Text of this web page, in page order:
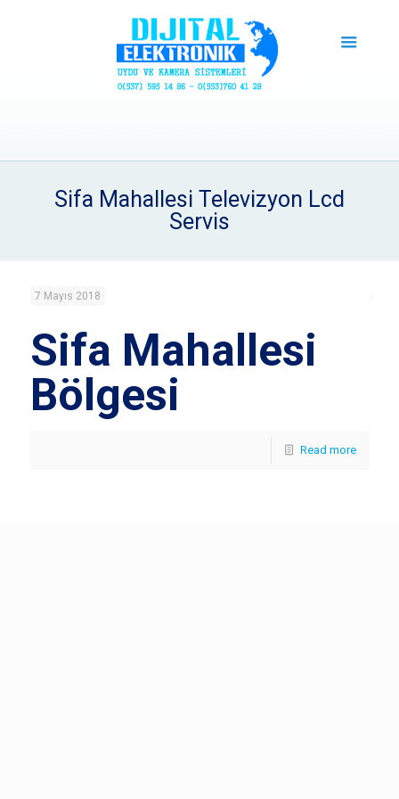
Sifa Mahallesi Televizyon Lcd
Servis
7 Mayıs 2018
Sifa Mahallesi
Bölgesi
Read more